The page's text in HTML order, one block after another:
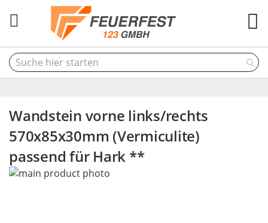
Wandstein vorne links/rechts
570x85x30mm (Vermiculite)
passend für Hark **
Skip